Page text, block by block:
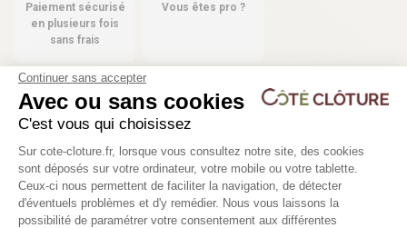
Paiement sécurisé
en plusieurs fois
sans frais
Vous êtes pro ?
Les produits compatibles
6 déclinaisons
Poteau Acier clôture gabion -
ZENITH
Fixation clôture gabion
de 50) - ZENITH
Continuer sans accepter
Avec ou sans cookies
C'est vous qui choisissez
Plateforme de Gestion du
Sur cote-cloture.fr, lorsque vous consultez notre site, des cookies
sont déposés sur votre ordinateur, votre mobile ou votre tablette.
Ceux-ci nous permettent de faciliter la navigation, de détecter
d'éventuels problèmes et d'y remédier. Nous vous laissons la
possibilité de paramétrer votre consentement aux différentes
Axeptio consent